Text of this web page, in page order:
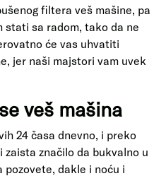
filtera veš mašine, pa
stati sa radom, tako da ne
će vas uhvatiti
jer naši majstori vam uvek
veš mašina
24 časa dnevno, i preko
zaista značilo da bukvalno u
dakle i noću i